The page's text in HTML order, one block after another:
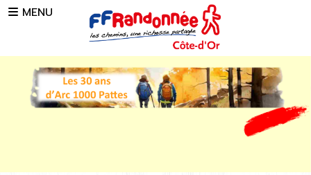
Skip to main content
MENU